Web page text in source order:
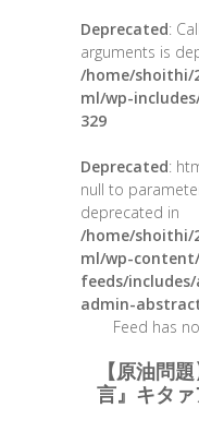
Deprecated:
arguments is
/home/shoithi/
ml/wp-
329
Deprecated:
null to
deprecated in
/home/shoithi/
ml/wp-
feeds/
admin-
Feed has
【原油問
言』キタ